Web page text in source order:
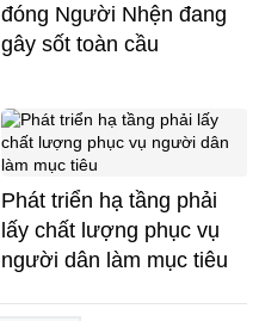
đóng Người Nhện đang
gây sốt toàn cầu
Phát triển hạ tầng phải
lấy chất lượng phục vụ
người dân làm mục tiêu